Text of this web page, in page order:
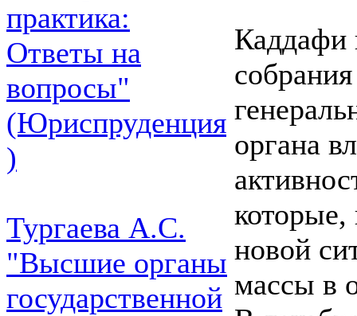
практика:
Ответы на
вопросы"
(Юриспруденция
)
Тургаева А.С.
"Высшие органы
государственной
Каддафи
органа
новой
массы в